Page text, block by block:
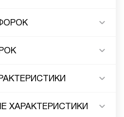
ХАРАКТЕРИСТИКИ